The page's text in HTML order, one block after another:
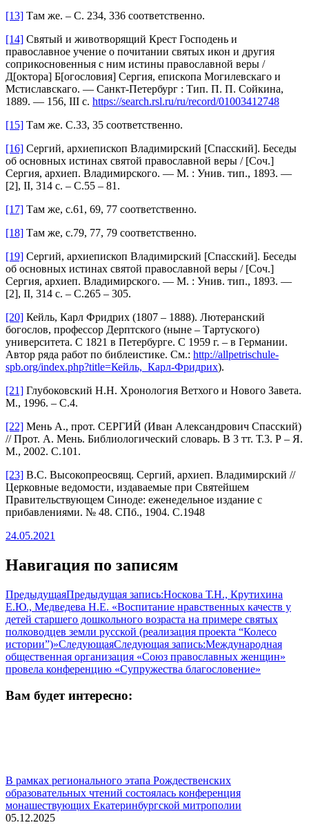
[13] Там же. – С. 234, 336 соответственно.
[14] Святый и животворящий Крест Господень и
православное учение о почитании святых икон и другия
соприкосновенныя с ним истины православной веры /
Д[октора] Б[огословия] Сергия, епископа Могилевскаго и
Мстиславскаго. — Санкт-Петербург : Тип. П. П. Сойкина,
1889. — 156, III с. https://search.rsl.ru/ru/record/01003412748
[15] Там же. С.33, 35 соответственно.
[16] Сергий, архиепископ Владимирский [Спасский]. Беседы
об основных истинах святой православной веры / [Соч.]
Сергия, архиеп. Владимирского. — М. : Унив. тип., 1893. —
[2], II, 314 с. – С.55 – 81.
[17] Там же, с.61, 69, 77 соответственно.
[18] Там же, с.79, 77, 79 соответственно.
[19] Сергий, архиепископ Владимирский [Спасский]. Беседы
об основных истинах святой православной веры / [Соч.]
Сергия, архиеп. Владимирского. — М. : Унив. тип., 1893. —
[2], II, 314 с. – С.265 – 305.
[20] Кейль, Карл Фридрих (1807 – 1888). Лютеранский
богослов, профессор Дерптского (ныне – Тартуского)
университета. С 1821 в Петербурге. С 1959 г. – в Германии.
Автор ряда работ по библеистике. См.: http://allpetrischule-
spb.org/index.php?title=Кейль,_Карл-Фридрих).
[21] Глубоковский Н.Н. Хронология Ветхого и Нового Завета.
М., 1996. – С.4.
[22] Мень А., прот. СЕРГИЙ (Иван Александрович Спасский)
// Прот. А. Мень. Библиологический словарь. В 3 тт. Т.3. Р – Я.
М., 2002. С.101.
[23] В.С. Высокопреосвящ. Сергий, архиеп. Владимирский //
Церковные ведомости, издаваемые при Святейшем
Правительствующем Синоде: еженедельное издание с
прибавлениями. № 48. СПб., 1904. С.1948
24.05.2021
Навигация по записям
ПредыдущаяПредыдущая запись:Носкова Т.Н., Крутихина
Е.Ю., Медведева Н.Е. «Воспитание нравственных качеств у
детей старшего дошкольного возраста на примере святых
полководцев земли русской (реализация проекта “Колесо
истории”)»СледующаяСледующая запись:Международная
общественная организация «Союз православных женщин»
провела конференцию «Супружества благословение»
Вам будет интересно:
В рамках регионального этапа Рождественских
образовательных чтений состоялась конференция
монашествующих Екатеринбургской митрополии
05.12.2025